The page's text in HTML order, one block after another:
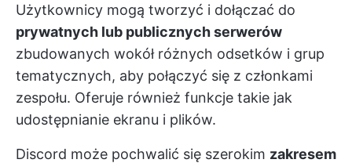
Użytkownicy mogą tworzyć i dołączać do
prywatnych lub publicznych serwerów
zbudowanych wokół różnych odsetków i grup
tematycznych, aby połączyć się z członkami
zespołu. Oferuje również funkcje takie jak
udostępnianie ekranu i plików.
Discord może pochwalić się szerokim zakresem